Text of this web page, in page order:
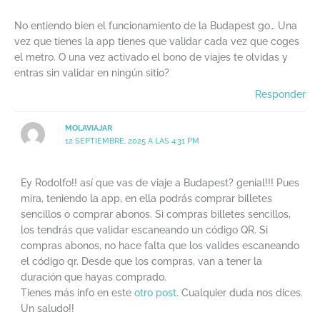
No entiendo bien el funcionamiento de la Budapest go… Una
vez que tienes la app tienes que validar cada vez que coges
el metro. O una vez activado el bono de viajes te olvidas y
entras sin validar en ningún sitio?
Responder
MOLAVIAJAR
12 SEPTIEMBRE, 2025 A LAS 4:31 PM
Ey Rodolfo!! así que vas de viaje a Budapest? genial!!! Pues
mira, teniendo la app, en ella podrás comprar billetes
sencillos o comprar abonos. Si compras billetes sencillos,
los tendrás que validar escaneando un código QR. Si
compras abonos, no hace falta que los valides escaneando
el código qr. Desde que los compras, van a tener la
duración que hayas comprado.
Tienes más info en esteotro post. Cualquier duda nos dices.
Un saludo!!